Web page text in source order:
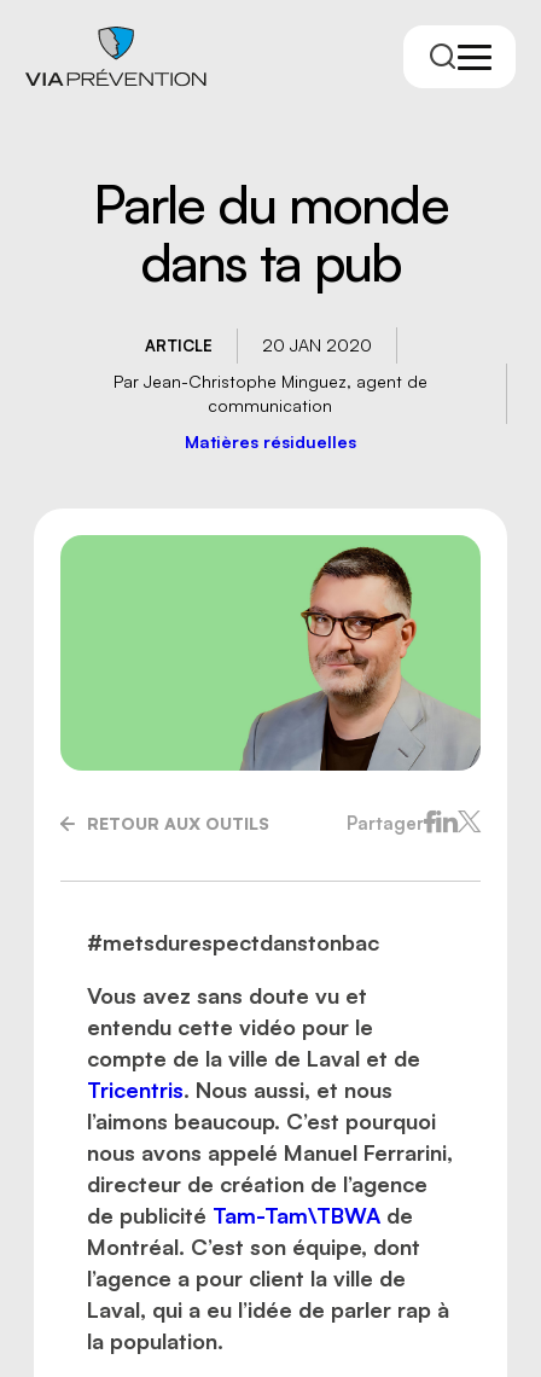
Trouver votre conseiller.ère
RMPPÉ
Nous joindre
Parle du monde
dans ta pub
ARTICLE
20 JAN 2020
Par Jean-Christophe Minguez, agent de
communication
Matières résiduelles
RETOUR AUX OUTILS Partager
#metsdurespectdanstonbac
Vous avez sans doute vu et
entendu cette vidéo pour le
compte de la ville de Laval et de
Tricentris. Nous aussi, et nous
l’aimons beaucoup. C’est pourquoi
nous avons appelé Manuel Ferrarini,
directeur de création de l’agence
de publicité Tam-Tam\TBWA de
Montréal. C’est son équipe, dont
l’agence a pour client la ville de
Laval, qui a eu l’idée de parler rap à
la population.